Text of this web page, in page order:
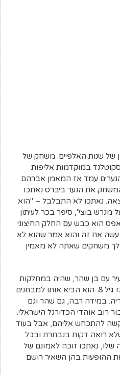
של שנות האלפיים. משחק של
במוקדמות אליפות
עמד אז המאמן אברהם
בדקה ה85 של המשחק את הנער ביברס נאתכו
נאתכו לא התבלבל – "הוא
בוצי", סיפר בכר לעיתון
"ומזווית אפס הוא כבש עם החלק החיצוני
עשה את זה והוא אמר שהוא לא
לך משחקים שאתה לא מאמין
עם בן שהר, שהיה במחלקות
הילדים של הפועל תל אביב מאז גיל 8. הוא הביא אותו למבחנים
במידה רבה, גם שהר וגם
רוב אוהדי הכדורגל הישראלי.
להתכחש אליהם, אבל בעוד
רואה דקות בנבחרת ובכל
נאתכו זוכה לאמונם של
ההופעות בהן השאיר רושם